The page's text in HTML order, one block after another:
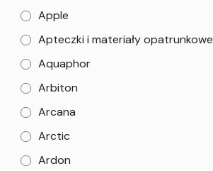
Apple
Apteczki i materiały opatrunkowe
Aquaphor
Arbiton
Arcana
Arctic
Ardon